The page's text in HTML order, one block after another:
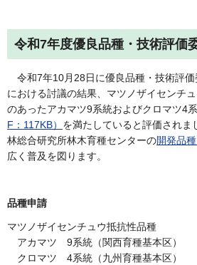
令和7年度優良品種・技術評価
令和7年10月28日に優良品種・技術評
における討議の結果、マツノザイセンチ
のあったアカマツ9系統およびクロマツ4
F：117KB） を満たしていると評価されま
林総合研究所林木育種センターの開発品
広く普及を図ります。
品種申請
マツノザイセンチュウ抵抗性品種
アカマツ 9系統（関西育種基本区）
クロマツ 4系統（九州育種基本区）